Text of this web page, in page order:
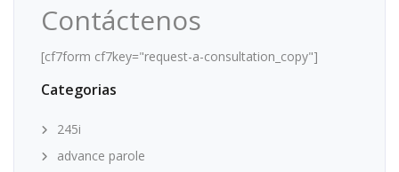
Contáctenos
[cf7form cf7key="request-a-consultation_copy"]
Categorias
245i
advance parole